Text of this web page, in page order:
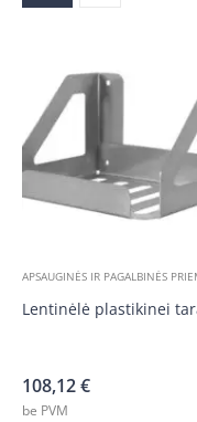
Lentinėlė plastikinei
108,12€
be PVM